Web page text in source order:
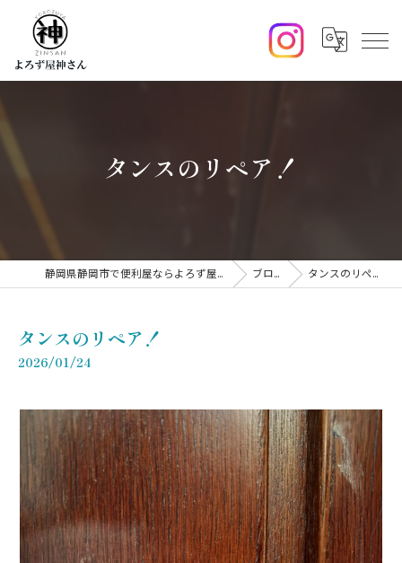
タンスのリペア！
静岡県静岡市で便利屋ならよろず屋神さん ブログ タンスのリペア！
タンスのリペア！
2026/01/24